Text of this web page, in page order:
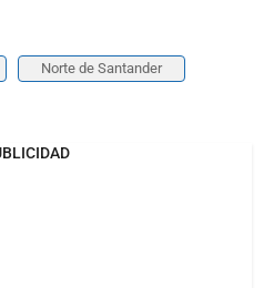
Norte de Santander